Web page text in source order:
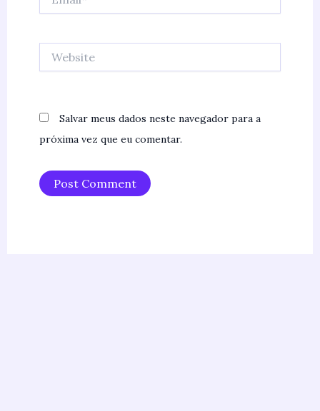
Salvar meus dados neste navegador para a
próxima vez que eu comentar.